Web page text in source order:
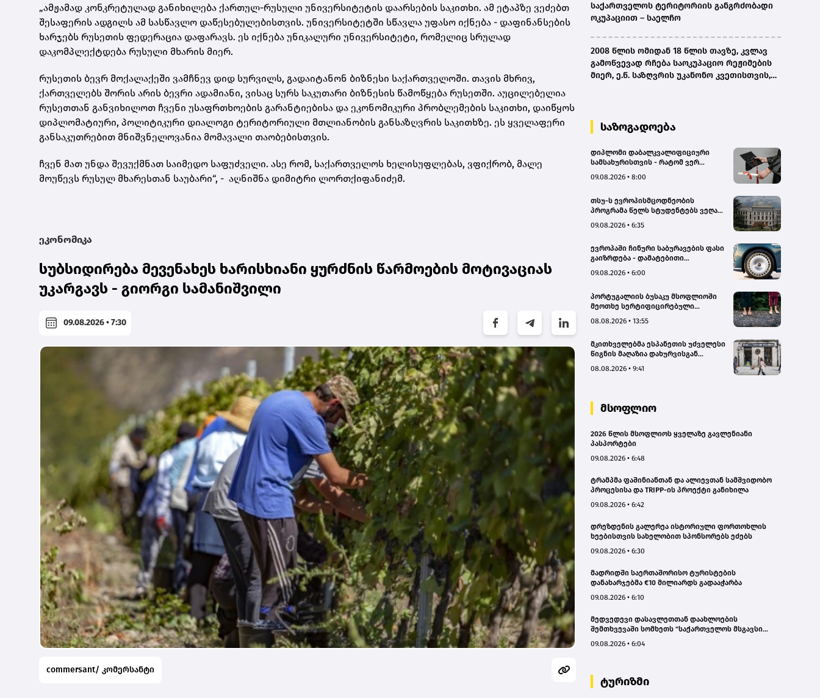
„ამჟამად კონკრეტულად განიხილება ქართულ-რუსული უნივერსიტეტის დაარსების საკითხი. ამ ეტაპზე ვეძებთ
შესაფერის ადგილს ამ სასწავლო დაწესებულებისთვის. უნივერსიტეტში სწავლა უფასო იქნება - დაფინანსების
ხარჯებს რუსეთის ფედერაცია დაფარავს. ეს იქნება უნიკალური უნივერსიტეტი, რომელიც სრულად
დაკომპლექტდება რუსული მხარის მიერ.
რუსეთის ბევრ მოქალაქეში ვამჩნევ დიდ სურვილს, გადაიტანონ ბიზნესი საქართველოში. თავის მხრივ,
ქართველებს შორის არის ბევრი ადამიანი, ვისაც სურს საკუთარი ბიზნესის წამოწყება რუსეთში. აუცილებელია
რუსეთთან განვიხილოთ ჩვენი უსაფრთხოების გარანტიებისა და ეკონომიკური პრობლემების საკითხი, დაიწყოს
დიპლომატიური, პოლიტიკური დიალოგი ტერიტორიული მთლიანობის განსაზღვრის საკითხზე. ეს ყველაფერი
განსაკუთრებით მნიშვნელოვანია მომავალი თაობებისთვის.
ჩვენ მათ უნდა შევუქმნათ საიმედო საფუძველი. ასე რომ, საქართველოს ხელისუფლებას, ვფიქრობ, მალე
მოუწევს რუსულ მხარესთან საუბარი“, - აღნიშნა დიმიტრი ლორთქიფანიძემ.
ეკონომიკა
სუბსიდირება მევენახეს ხარისხიანი ყურძნის წარმოების მოტივაციას
უკარგავს - გიორგი სამანიშვილი
09.08.2026 • 7:30
commersant/ კომერსანტი
საქართველოს ტერიტორიის განგრძობადი
ოკუპაციით – საელჩო
2008 წლის ომიდან 18 წლის თავზე, კვლავ
გამოწვევად რჩება საოკუპაციო რეჟიმების
მიერ, ე.წ. საზღვრის უკანონო კვეთისთვის,
სახალხო დამცველი
საზოგადოება
დიპლომი დაბალკვალიფიციური
სამსახურისთვის - რატომ ვერ
განათლების მქონე კადრებს
09.08.2026 • 8:00
თსუ-ს ევროპისმცოდნეობის
პროგრამა წელს სტუდენტებს ვეღარ
09.08.2026 • 6:35
ევროპაში ჩინური საბურავების ფასი
გაიზრდება - დამატებითი
09.08.2026 • 6:00
პორტუგალიის ბუსაკუ მსოფლიოში
მეოთხე სერტიფიცირებული
08.08.2026 • 13:55
მკითხველებმა ესპანეთის უძველესი
წიგნის მაღაზია დახურვისგან
08.08.2026 • 9:41
მსოფლიო
2026 წლის მსოფლიოს ყველაზე გავლენიანი
პასპორტები
09.08.2026 • 6:48
ტრამპმა ფაშინიანთან და ალიევთან სამშვიდობო
პროცესისა და TRIPP-ის პროექტი განიხილა
09.08.2026 • 6:42
დრეზდენის გალერეა ისტორიული ფორთოხლის
ხეებისთვის სახელობით სპონსორებს ეძებს
09.08.2026 • 6:30
მადრიდში საერთაშორისო ტურისტების
დანახარჯებმა €10 მილიარდს გადააჭარბა
09.08.2026 • 6:10
მედვედევი დასავლეთთან დაახლოების
შემთხვევაში სომხეთს "საქართველოს მსგავსი
09.08.2026 • 6:04
ტურიზმი